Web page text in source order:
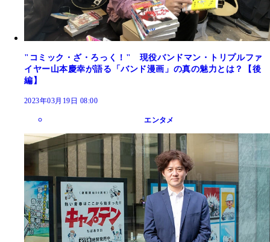
"コミック・ざ・ろっく！" 現役バンドマン・トリプルファ
イヤー山本慶幸が語る「バンド漫画」の真の魅力とは？【後
編】
2023年03月19日 08:00
エンタメ